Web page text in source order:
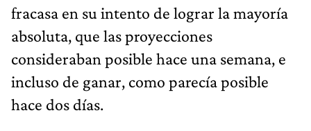
fracasa en su intento de lograr la mayoría
absoluta, que las proyecciones
consideraban posible hace una semana, e
incluso de ganar, como parecía posible
hace dos días.